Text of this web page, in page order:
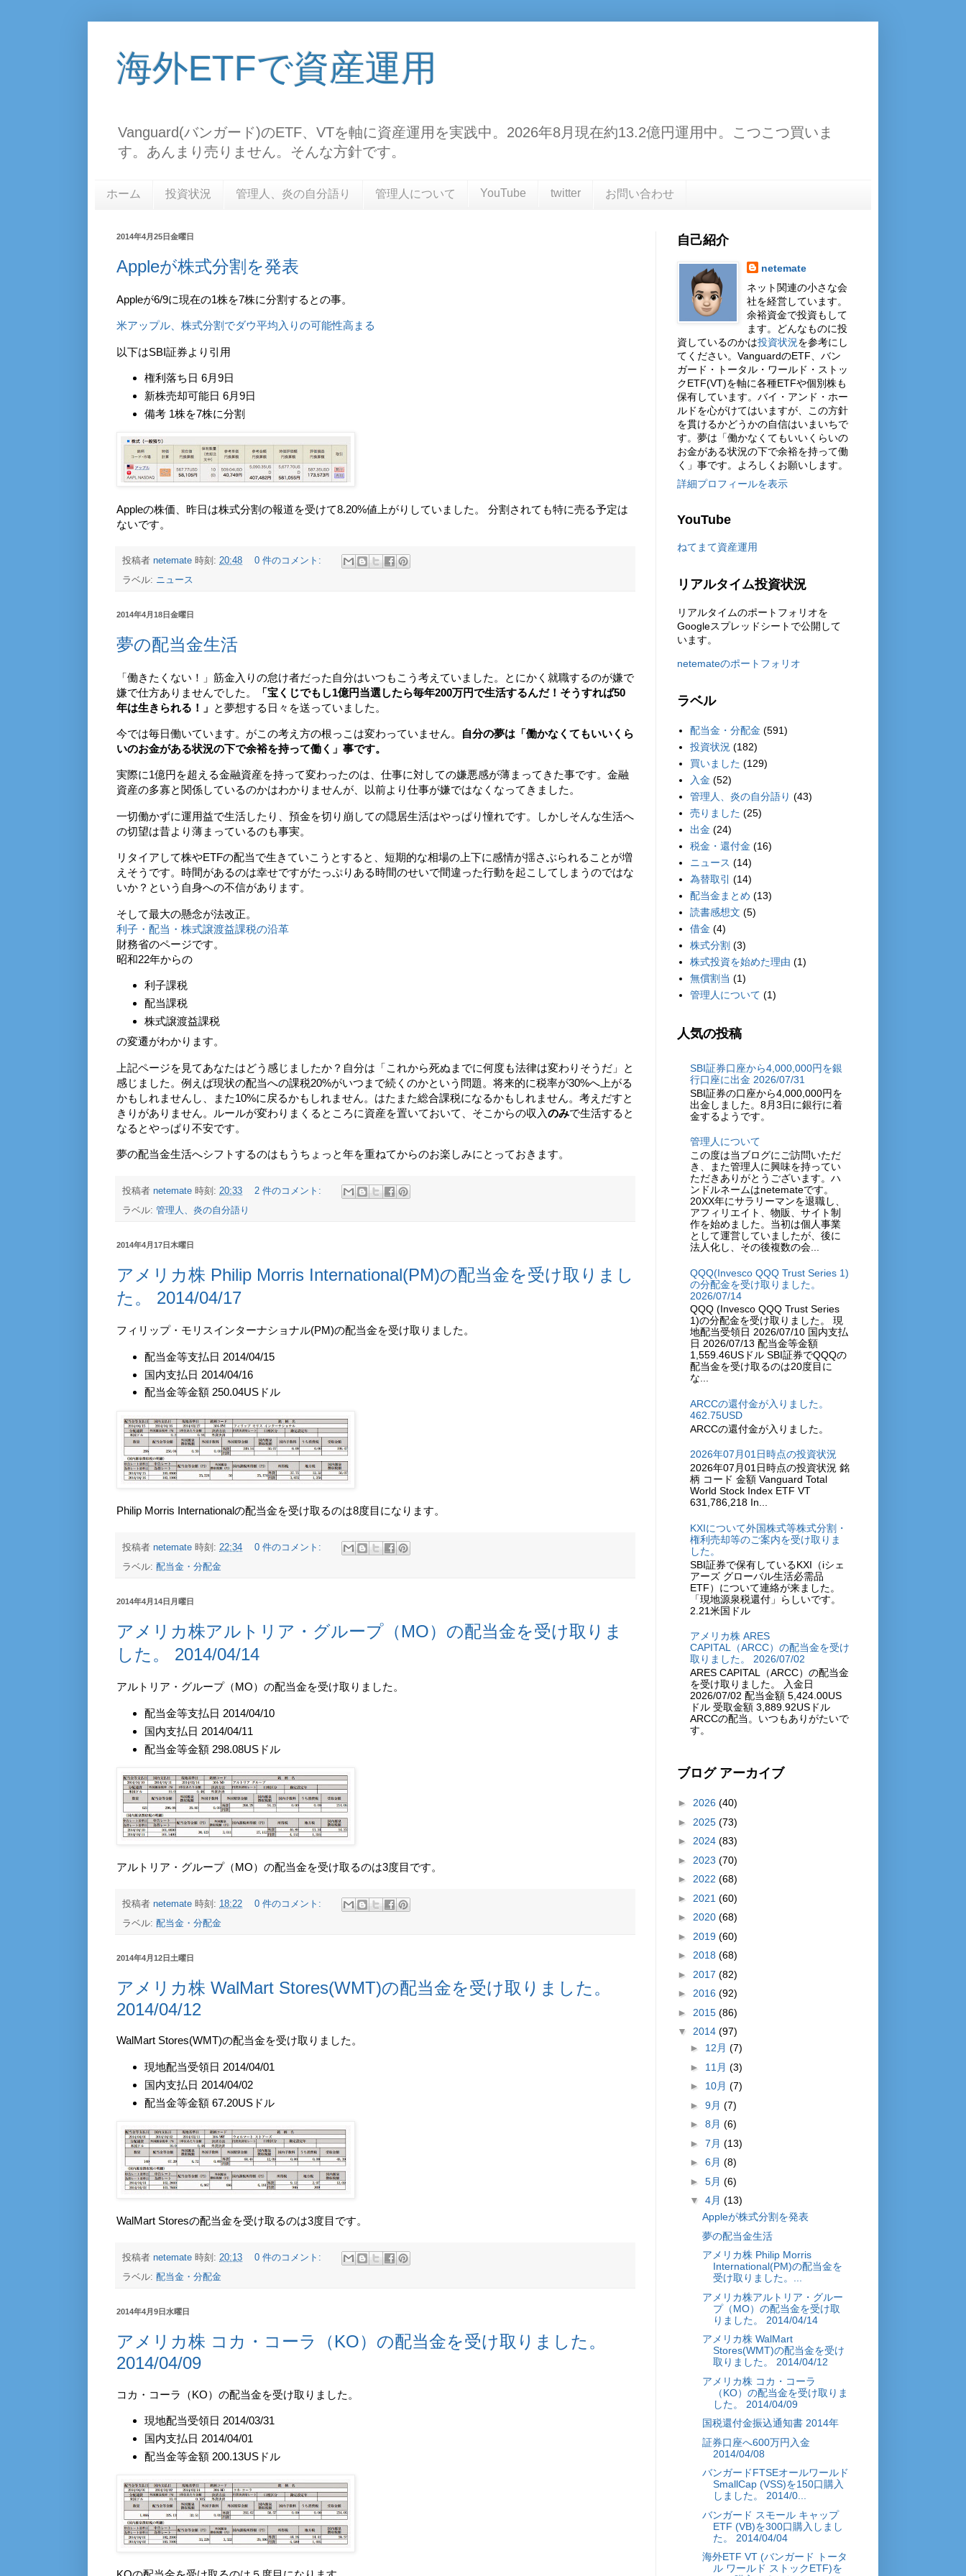
海外ETFで資産運用
Vanguard(バンガード)のETF、VTを軸に資産運用を実践中。2026年8月現在約13.2億円運用中。こつこつ買いま
す。あんまり売りません。そんな方針です。
ホーム 投資状況 管理人、炎の自分語り 管理人について YouTube twitter お問い合わせ
2014年4月25日金曜日
Appleが株式分割を発表
Appleが6/9に現在の1株を7株に分割するとの事。
米アップル、株式分割でダウ平均入りの可能性高まる
以下はSBI証券より引用
権利落ち日 6月9日
新株売却可能日 6月9日
備考 1株を7株に分割
Appleの株価、昨日は株式分割の報道を受けて8.20%値上がりしていました。 分割されても特に売る予定は
ないです。
投稿者 netemate 時刻: 20:48
0 件のコメント:
ラベル: ニュース
2014年4月18日金曜日
夢の配当金生活
「働きたくない！」筋金入りの怠け者だった自分はいつもこう考えていました。とにかく就職するのが嫌で
嫌で仕方ありませんでした。
「宝くじでもし1億円当選したら毎年200万円で生活するんだ！そうすれば50
年は生きられる！」 と夢想する日々を送っていました。
今では毎日働いています。がこの考え方の根っこは変わっていません。
自分の夢は「働かなくてもいいくら
いのお金がある状況の下で余裕を持って働く」事です。
実際に1億円を超える金融資産を持って変わったのは、仕事に対しての嫌悪感が薄まってきた事です。金融
資産の多寡と関係しているのかはわかりませんが、以前より仕事が嫌ではなくなってきました。
一切働かずに運用益で生活したり、預金を切り崩しての隠居生活はやっぱり憧れです。しかしそんな生活へ
の切望は昔より薄まっているのも事実。
リタイアして株やETFの配当で生きていこうとすると、短期的な相場の上下に感情が揺さぶられることが増
えそうです。時間があるのは幸せですがたっぷりある時間のせいで間違った行動を起こしてしまうのではな
いか？という自身への不信があります。
そして最大の懸念が法改正。
利子・配当・株式譲渡益課税の沿革
財務省のページです。
昭和22年からの
利子課税
配当課税
株式譲渡益課税
の変遷がわかります。
上記ページを見てあなたはどう感じましたか？自分は「これから死ぬまでに何度も法律は変わりそうだ」と
感じました。例えば現状の配当への課税20%がいつまで続くのかという問題。将来的に税率が30%へ上がる
かもしれませんし、また10%に戻るかもしれません。はたまた総合課税になるかもしれません。考えだすと
きりがありません。ルールが変わりまくるところに資産を置いておいて、そこからの収入のみで生活すると
なるとやっぱり不安です。
夢の配当金生活へシフトするのはもうちょっと年を重ねてからのお楽しみにとっておきます。
投稿者 netemate 時刻: 20:33
2 件のコメント:
ラベル: 管理人、炎の自分語り
2014年4月17日木曜日
アメリカ株 Philip Morris International(PM)の配当金を受け取りまし
た。 2014/04/17
フィリップ・モリスインターナショナル(PM)の配当金を受け取りました。
配当金等支払日 2014/04/15
国内支払日 2014/04/16
配当金等金額 250.04USドル
Philip Morris Internationalの配当金を受け取るのは8度目になります。
投稿者 netemate 時刻: 22:34
0 件のコメント:
ラベル: 配当金・分配金
2014年4月14日月曜日
アメリカ株アルトリア・グループ（MO）の配当金を受け取りま
した。 2014/04/14
アルトリア・グループ（MO）の配当金を受け取りました。
配当金等支払日 2014/04/10
国内支払日 2014/04/11
配当金等金額 298.08USドル
アルトリア・グループ（MO）の配当金を受け取るのは3度目です。
投稿者 netemate 時刻: 18:22
0 件のコメント:
ラベル: 配当金・分配金
2014年4月12日土曜日
アメリカ株 WalMart Stores(WMT)の配当金を受け取りました。
2014/04/12
WalMart Stores(WMT)の配当金を受け取りました。
現地配当受領日 2014/04/01
国内支払日 2014/04/02
配当金等金額 67.20USドル
WalMart Storesの配当金を受け取るのは3度目です。
投稿者 netemate 時刻: 20:13
0 件のコメント:
ラベル: 配当金・分配金
2014年4月9日水曜日
アメリカ株 コカ・コーラ（KO）の配当金を受け取りました。
2014/04/09
コカ・コーラ（KO）の配当金を受け取りました。
現地配当受領日 2014/03/31
国内支払日 2014/04/01
配当金等金額 200.13USドル
自己紹介
netemate
ネット関連の小さな会
社を経営しています。
余裕資金で投資もして
ます。どんなものに投
資しているのかは投資状況を参考にし
てください。VanguardのETF、バン
ガード・トータル・ワールド・ストッ
クETF(VT)を軸に各種ETFや個別株も
保有しています。バイ・アンド・ホー
ルドを心がけてはいますが、この方針
を貫けるかどうかの自信はいまいちで
す。夢は「働かなくてもいいくらいの
お金がある状況の下で余裕を持って働
く」事です。よろしくお願いします。
詳細プロフィールを表示
YouTube
ねてまて資産運用
リアルタイム投資状況
リアルタイムのポートフォリオを
Googleスプレッドシートで公開して
います。
netemateのポートフォリオ
ラベル
配当金・分配金 (591)
投資状況 (182)
買いました (129)
入金 (52)
管理人、炎の自分語り (43)
売りました (25)
出金 (24)
税金・還付金 (16)
ニュース (14)
為替取引
(14)
配当金まとめ (13)
読書感想文 (5)
借金 (4)
株式分割 (3)
株式投資を始めた理由 (1)
無償割当 (1)
管理人について (1)
人気の投稿
SBI証券口座から4,000,000円を銀
行口座に出金 2026/07/31
SBI証券の口座から4,000,000円を
出金しました。8月3日に銀行に着
金するようです。
管理人について
この度は当ブログにご訪問いただ
き、また管理人に興味を持ってい
ただきありがとうございます。ハ
ンドルネームはnetemateです。
20XX年にサラリーマンを退職し、
アフィリエイト、物販、サイト制
作を始めました。当初は個人事業
として運営していましたが、後に
法人化し、その後複数の会...
QQQ(Invesco QQQ Trust Series 1)
の分配金を受け取りました。
2026/07/14
QQQ (Invesco QQQ Trust Series
1)の分配金を受け取りました。 現
地配当受領日 2026/07/10 国内支払
日 2026/07/13 配当金等金額
1,559.46USドル SBI証券でQQQの
配当金を受け取るのは20度目に
な...
ARCCの還付金が入りました。
462.75USD
ARCCの還付金が入りました。
2026年07月01日時点の投資状況
2026年07月01日時点の投資状況 銘
柄 コード 金額 Vanguard Total
World Stock Index ETF VT
631,786,218 In...
KXIについて外国株式等株式分割・
権利売却等のご案内を受け取りま
した。
SBI証券で保有しているKXI（iシェ
アーズ グローバル生活必需品
ETF）について連絡が来ました。
「現地源泉税還付」らしいです。
2.21米国ドル
アメリカ株 ARES
CAPITAL（ARCC）の配当金を受け
取りました。 2026/07/02
ARES CAPITAL（ARCC）の配当金
を受け取りました。 入金日
2026/07/02 配当金額 5,424.00US
ドル 受取金額 3,889.92USドル
ARCCの配当。いつもありがたいで
す。
ブログ アーカイブ
► 2026 (40)
► 2025 (73)
► 2024 (83)
► 2023 (70)
► 2022 (68)
► 2021 (60)
► 2020 (68)
► 2019 (60)
► 2018 (68)
► 2017 (82)
► 2016 (92)
► 2015 (86)
▼ 2014 (97)
► 12月 (7)
► 11月 (3)
► 10月 (7)
► 9月 (7)
► 8月 (6)
► 7月 (13)
► 6月 (8)
► 5月 (6)
▼ 4月 (13)
Appleが株式分割を発表
夢の配当金生活
アメリカ株 Philip Morris
International(PM)の配当金を
受け取りました。...
アメリカ株アルトリア・グルー
プ（MO）の配当金を受け取
りました。 2014/04/14
アメリカ株 WalMart
Stores(WMT)の配当金を受け
取りました。 2014/04/12
アメリカ株 コカ・コーラ
（KO）の配当金を受け取りま
した。 2014/04/09
国税還付金振込通知書 2014年
証券口座へ600万円入金
2014/04/08
バンガードFTSEオールワールド
SmallCap (VSS)を150口購入
しました。 2014/0...
バンガード スモール キャップ
ETF (VB)を300口購入しまし
た。 2014/04/04
海外ETF VT (バンガード トータ
ル ワールド ストックETF)を